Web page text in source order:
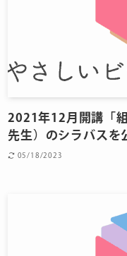
2021年12月開講「
先生）のシラバスを
05/18/2023